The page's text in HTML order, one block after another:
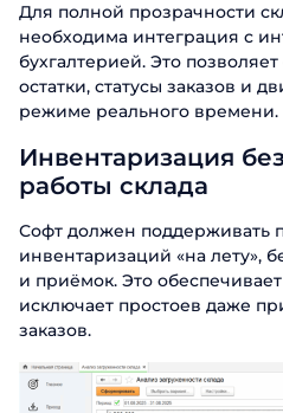
Для полной прозрачности
необходима интеграция с
бухгалтерией. Это
остатки, статусы заказов и
режиме реального времени.
Инвентаризация
работы склада
Софт должен поддерживать
инвентаризаций «на лету»,
и приёмок. Это
исключает простоев даже
заказов.
больше о
Имя
Телефон
Email
Название
Спасибо за
Мы ценим, что вы
наших сотрудников
ближайшее
Поговорите с
Имя
Телефон
Спасибо за
Мы ценим, что вы
именно нашими
наших сотрудников
ближайшее
Спасибо за
Мы ценим, что вы
именно нашими
наших сотрудников
ближайшее